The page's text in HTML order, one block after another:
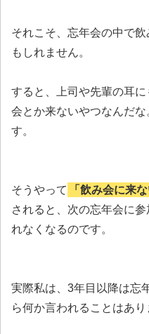
それこそ、忘年会の中で
もしれません。
すると、上司や先輩の耳
会とか来ないやつなんだ
す。
そうやって 「飲み会に来
されると、次の忘年会に
れなくなるのです。
実際私は、3年目以降は忘
ら何か言われることはあり